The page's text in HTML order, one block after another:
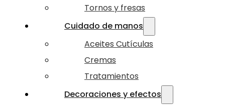
Tornos y fresas
Cuidado de manos
Aceites Cutículas
Cremas
Tratamientos
Decoraciones y efectos